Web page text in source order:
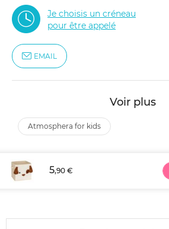
Je choisis un créneau
pour être appelé
EMAIL
Voir plus
atmosphera for kids
5,90 €